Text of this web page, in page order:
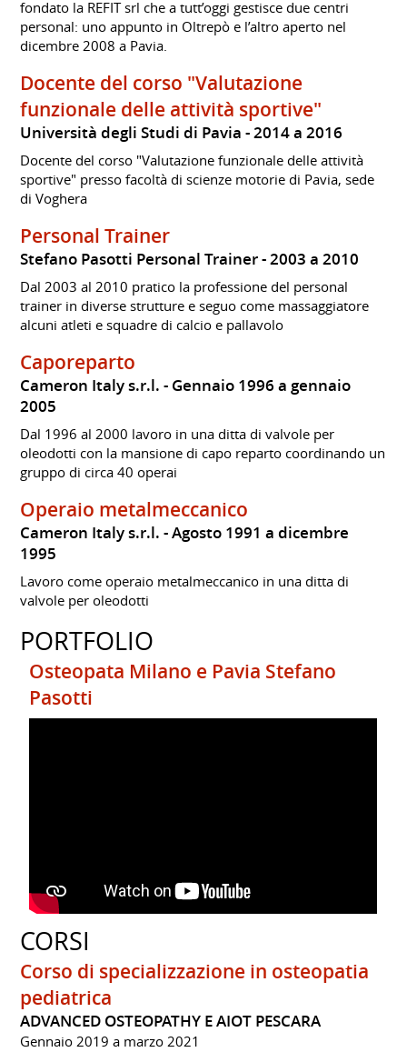
fondato la REFIT srl che a tutt’oggi gestisce due centri
personal: uno appunto in Oltrepò e l’altro aperto nel
dicembre 2008 a Pavia.
Docente del corso "Valutazione
funzionale delle attività sportive"
Università degli Studi di Pavia 2014 a 2016
Docente del corso "Valutazione funzionale delle attività
sportive" presso facoltà di scienze motorie di Pavia, sede
di Voghera
Personal Trainer
Stefano Pasotti Personal Trainer 2003 a 2010
Dal 2003 al 2010 pratico la professione del personal
trainer in diverse strutture e seguo come massaggiatore
alcuni atleti e squadre di calcio e pallavolo
Caporeparto
Cameron Italy s.r.l.
Gennaio 1996 a gennaio
2005
Dal 1996 al 2000 lavoro in una ditta di valvole per
oleodotti con la mansione di capo reparto coordinando un
gruppo di circa 40 operai
Operaio metalmeccanico
Cameron Italy s.r.l.
Agosto 1991 a dicembre
1995
Lavoro come operaio metalmeccanico in una ditta di
valvole per oleodotti
PORTFOLIO
Osteopata Milano e Pavia Stefano
Pasotti
CORSI
Corso di specializzazione in osteopatia
pediatrica
ADVANCED OSTEOPATHY E AIOT PESCARA
Gennaio 2019 a marzo 2021